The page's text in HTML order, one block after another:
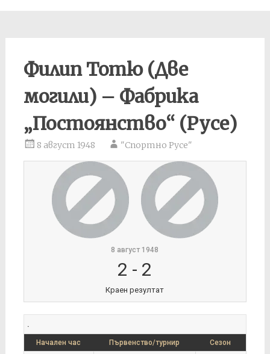
Филип Тотю (Две
могили) – Фабрика
„Постоянство“ (Русе)
8 август 1948 "Спортно Русе"
8 август 1948
2 - 2
Краен резултат
.
Начален час Първенство/турнир Сезон